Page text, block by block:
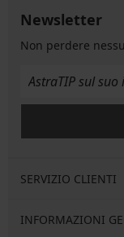
Newsletter
Non perdere
SERVIZIO CLIENTI
INFORMAZIONI